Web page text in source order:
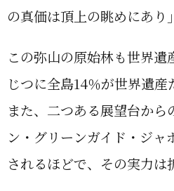
の真価は頂上の眺めにあり
この弥山の原始林も世界遺
じつに全島14％が世界遺産
また、二つある展望台から
ン・グリーンガイド・ジャ
されるほどで、その実力は